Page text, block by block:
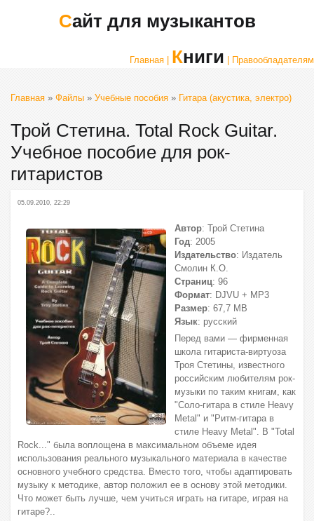
Сайт для музыкантов
Главная | Книги | Правообладателям
Главная » Файлы » Учебные пособия » Гитара (акустика, электро)
Трой Стетина. Total Rock Guitar.
Учебное пособие для рок-
гитаристов
05.09.2010, 22:29
Автор: Трой Стетина
Год: 2005
Издательство: Издатель
Смолин К.О.
Страниц: 96
Формат: DJVU + MP3
Размер: 67,7 МВ
Язык: русский
Перед вами — фирменная
школа гитариста-виртуоза
Троя Стетины, известного
российским любителям рок-
музыки по таким книгам, как
"Соло-гитара в стиле Heavy
Metal" и "Ритм-гитара в
стиле Heavy Metal". В "Total
Rock..." была воплощена в максимальном объеме идея
использования реального музыкального материала в качестве
основного учебного средства. Вместо того, чтобы адаптировать
музыку к методике, автор положил ее в основу этой методики.
Что может быть лучше, чем учиться играть на гитаре, играя на
гитаре?..